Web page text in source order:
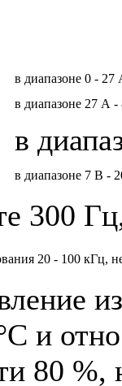
в диапазоне 0 - 27
в диапазоне 27 А
в
в диапазоне 7 В -
300
20 - 100 кГц,
и
80 %,